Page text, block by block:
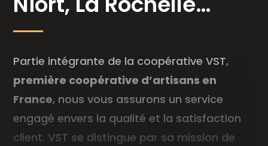
Partie intégrante de la coopérative VST,
première coopérative d’artisans en
France, nous vous assurons un service
engagé envers la qualité et la satisfaction
client. VST se distingue par sa mission de